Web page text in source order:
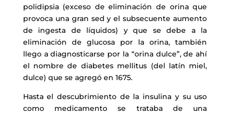
polidipsia (exceso de eliminación de orina que
provoca una gran sed y el subsecuente aumento
de ingesta de líquidos) y que se debe a la
eliminación de glucosa por la orina, también
llego a diagnosticarse por la “orina dulce”, de ahí
el nombre de diabetes mellitus (del latín miel,
dulce) que se agregó en 1675.
Hasta el descubrimiento de la insulina y su uso
como medicamento se trataba de una